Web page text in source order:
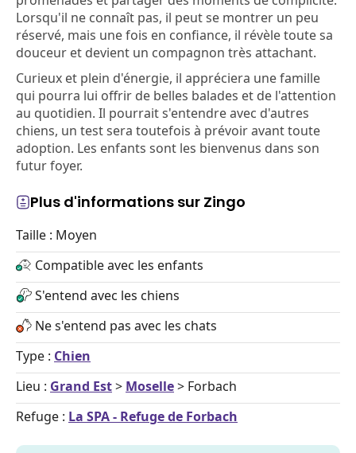
Lorsqu'il ne connaît pas, il peut se montrer un peu
réservé, mais une fois en confiance, il révèle toute sa
douceur et devient un compagnon très attachant.
Curieux et plein d'énergie, il appréciera une famille
qui pourra lui offrir de belles balades et de l'attention
au quotidien. Il pourrait s'entendre avec d'autres
chiens, un test sera toutefois à prévoir avant toute
adoption. Les enfants sont les bienvenus dans son
futur foyer.
Plus d'informations sur Zingo
Taille : Moyen
Compatible avec les enfants
S'entend avec les chiens
Ne s'entend pas avec les chats
Type : Chien
Lieu : Grand Est> Moselle> Forbach
Refuge : La SPA - Refuge de Forbach